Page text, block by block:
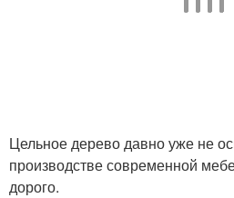
Цельное дерево давно уже не
производстве современной
дорого.